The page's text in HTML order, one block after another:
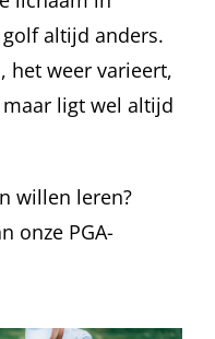
altijd anders.
het weer varieert,
ligt wel altijd
willen leren?
onze PGA-